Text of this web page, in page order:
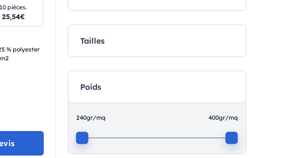
10 pièces.
25,54€
% polyester
Tailles
Poids
240gr/mq 400gr/mq